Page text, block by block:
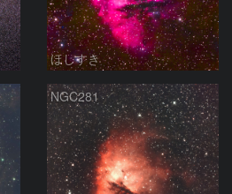
ほしすき
NGC281